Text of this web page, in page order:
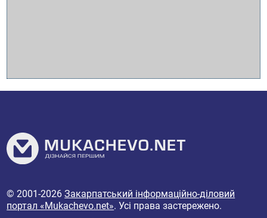
© 2001-2026Закарпатський інформаційно-діловий
портал «Mukachevo.net». Усі права застережено.